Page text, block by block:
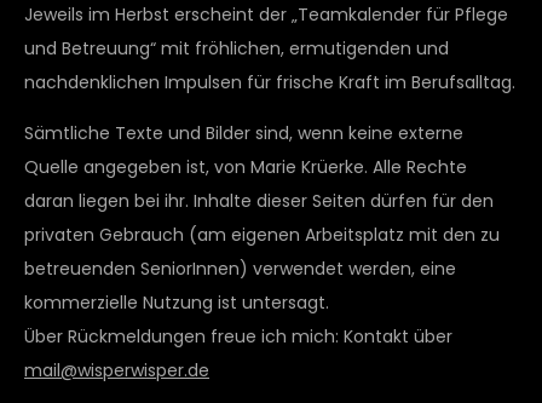
Jeweils im Herbst erscheint der „Teamkalender für Pflege
und Betreuung“ mit fröhlichen, ermutigenden und
nachdenklichen Impulsen für frische Kraft im Berufsalltag.
Sämtliche Texte und Bilder sind, wenn keine externe
Quelle angegeben ist, von Marie Krüerke. Alle Rechte
daran liegen bei ihr. Inhalte dieser Seiten dürfen für den
privaten Gebrauch (am eigenen Arbeitsplatz mit den zu
betreuenden SeniorInnen) verwendet werden, eine
kommerzielle Nutzung ist untersagt.
Über Rückmeldungen freue ich mich: Kontakt über
mail@wisperwisper.de